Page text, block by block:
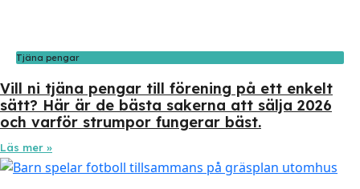
Tjäna pengar
Vill ni tjäna pengar till förening på ett enkelt
sätt? Här är de bästa sakerna att sälja 2026
och varför strumpor fungerar bäst.
Läs mer »